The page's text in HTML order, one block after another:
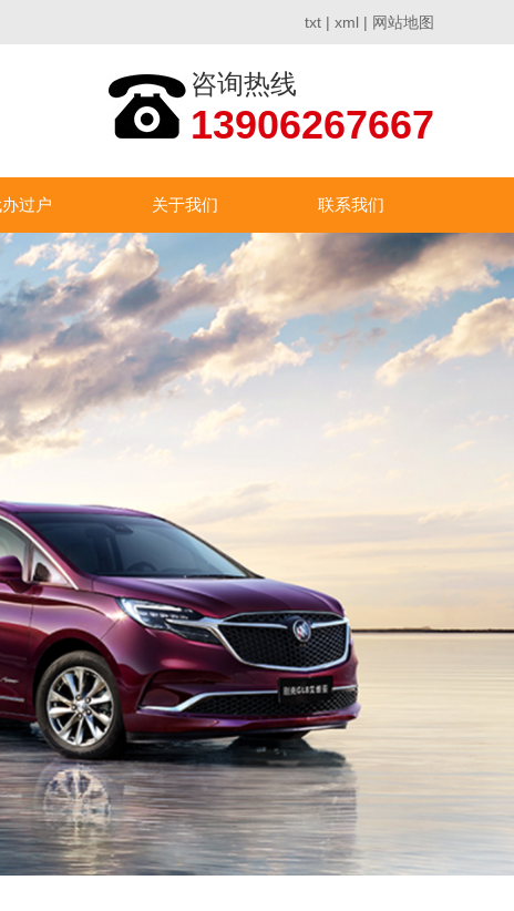
txt | xml | 网站地图
咨询热线
13906267667
过户 关于我们 联系我们